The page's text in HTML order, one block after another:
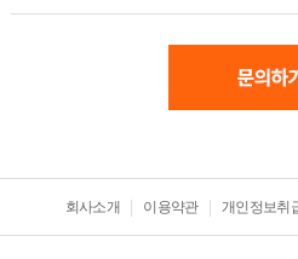
회사소개 이용약관 개인정보취